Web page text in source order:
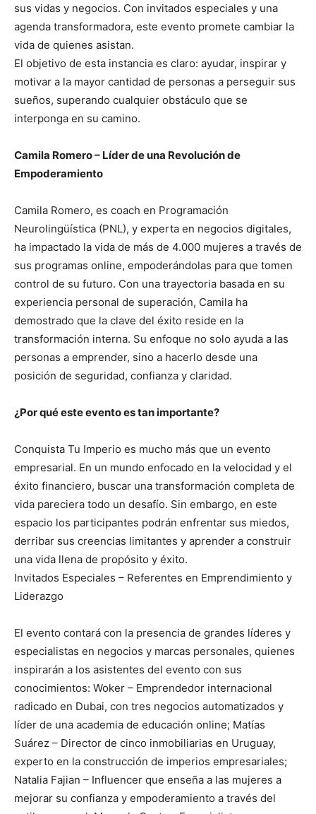
sus vidas y negocios. Con invitados especiales y una
agenda transformadora, este evento promete cambiar la
vida de quienes asistan.
El objetivo de esta instancia es claro: ayudar, inspirar y
motivar a la mayor cantidad de personas a perseguir sus
sueños, superando cualquier obstáculo que se
interponga en su camino.
Camila Romero – Líder de una Revolución de
Empoderamiento
Camila Romero, es coach en Programación
Neurolingüística (PNL), y experta en negocios digitales,
ha impactado la vida de más de 4.000 mujeres a través de
sus programas online, empoderándolas para que tomen
control de su futuro. Con una trayectoria basada en su
experiencia personal de superación, Camila ha
demostrado que la clave del éxito reside en la
transformación interna. Su enfoque no solo ayuda a las
personas a emprender, sino a hacerlo desde una
posición de seguridad, confianza y claridad.
¿Por qué este evento es tan importante?
Conquista Tu Imperio es mucho más que un evento
empresarial. En un mundo enfocado en la velocidad y el
éxito financiero, buscar una transformación completa de
vida pareciera todo un desafío. Sin embargo, en este
espacio los participantes podrán enfrentar sus miedos,
derribar sus creencias limitantes y aprender a construir
una vida llena de propósito y éxito.
Invitados Especiales – Referentes en Emprendimiento y
Liderazgo
El evento contará con la presencia de grandes líderes y
especialistas en negocios y marcas personales, quienes
inspirarán a los asistentes del evento con sus
conocimientos: Woker – Emprendedor internacional
radicado en Dubai, con tres negocios automatizados y
líder de una academia de educación online; Matías
Suárez – Director de cinco inmobiliarias en Uruguay,
experto en la construcción de imperios empresariales;
Natalia Fajian – Influencer que enseña a las mujeres a
mejorar su confianza y empoderamiento a través del